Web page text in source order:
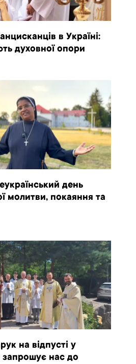
в Україні:
духовної опори
день
молитви, покаяння та
на відпусті у
запрошує нас до